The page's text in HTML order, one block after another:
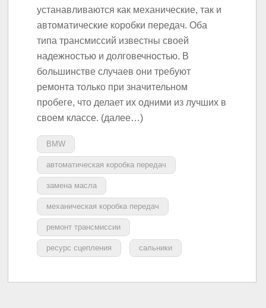
устанавливаются как механические, так и
автоматические коробки передач. Оба
типа трансмиссий известны своей
надежностью и долговечностью. В
большинстве случаев они требуют
ремонта только при значительном
пробеге, что делает их одними из лучших в
своем классе. (далее…)
BMW
автоматическая коробка передач
замена масла
механическая коробка передач
ремонт трансмиссии
ресурс сцепления сальники